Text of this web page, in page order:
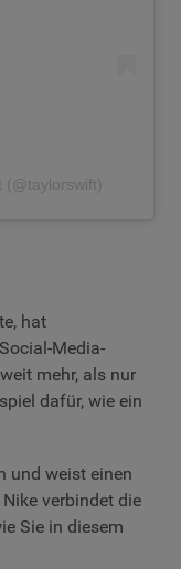
(@taylorswift)
hat
Media-
mehr, als nur
dafür, wie ein
und weist einen
verbindet die
Sie in diesem